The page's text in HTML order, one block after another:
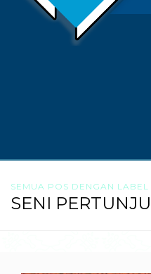
SEMUA POS DENGAN LABEL
SENI